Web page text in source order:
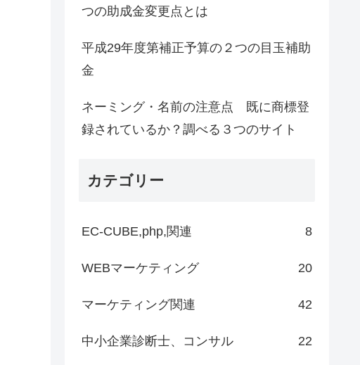
つの助成金変更点とは
平成29年度第補正予算の２つの目玉補助
金
ネーミング・名前の注意点 既に商標登
録されているか？調べる３つのサイト
カテゴリー
EC-CUBE,php,関連 8
WEBマーケティング 20
マーケティング関連 42
中小企業診断士、コンサル 22